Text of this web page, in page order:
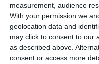
measurement, audience
With your permission we
geolocation data and
may click to consent to our
as described above.
consent or access more
COMENTARII